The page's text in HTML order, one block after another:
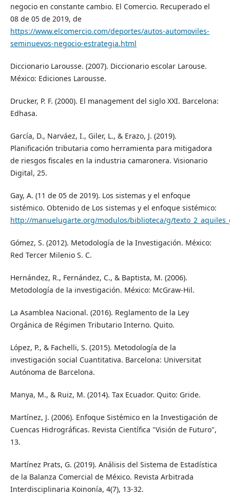
negocio en constante cambio. El Comercio. Recuperado el
08 de 05 de 2019, de
https://www.elcomercio.com/deportes/autos-automoviles-
seminuevos-negocio-estrategia.html
Diccionario Larousse. (2007). Diccionario escolar Larouse.
México: Ediciones Larousse.
Drucker, P. F. (2000). El management del siglo XXI. Barcelona:
Edhasa.
García, D., Narváez, I., Giler, L., & Erazo, J. (2019).
Planificación tributaria como herramienta para mitigadora
de riesgos fiscales en la industria camaronera. Visionario
Digital, 25.
Gay, A. (11 de 05 de 2019). Los sistemas y el enfoque
sistémico. Obtenido de Los sistemas y el enfoque sistémico:
http://manuelugarte.org/modulos/biblioteca/g/
Gómez, S. (2012). Metodología de la Investigación. México:
Red Tercer Milenio S. C.
Hernández, R., Fernández, C., & Baptista, M. (2006).
Metodología de la investigación. México: McGraw-Hil.
La Asamblea Nacional. (2016). Reglamento de la Ley
Orgánica de Régimen Tributario Interno. Quito.
López, P., & Fachelli, S. (2015). Metodología de la
investigación social Cuantitativa. Barcelona: Universitat
Autónoma de Barcelona.
Manya, M., & Ruiz, M. (2014). Tax Ecuador. Quito: Gride.
Martínez, J. (2006). Enfoque Sistémico en la Investigación de
Cuencas Hidrográficas. Revista Científica "Visión de Futuro",
13.
Martínez Prats, G. (2019). Análisis del Sistema de Estadística
de la Balanza Comercial de México. Revista Arbitrada
Interdisciplinaria Koinonía, 4(7), 13-32.